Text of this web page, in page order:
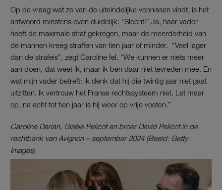
Op de vraag wat ze van de uiteindelijke vonnissen vindt, is het
antwoord minstens even duidelijk: “Slecht!” Ja, haar vader
heeft de maximale straf gekregen, maar de meerderheid van
de mannen kreeg straffen van tien jaar of minder. “Veel lager
dan de strafeis”, zegt Caroline fel. “We kunnen er niets meer
aan doen, dat weet ik, maar ik ben daar niet tevreden mee. En
wat mijn vader betreft: ik denk dat hij die twintig jaar niet gaat
uitzitten. Ik vertrouw het Franse rechtssysteem niet. Let maar
op, na acht tot tien jaar is hij weer op vrije voeten.”
Caroline Darian, Gisèle Pelicot en broer David Pelicot in de
rechtbank van Avignon – september 2024 (Beeld: Getty
Images)